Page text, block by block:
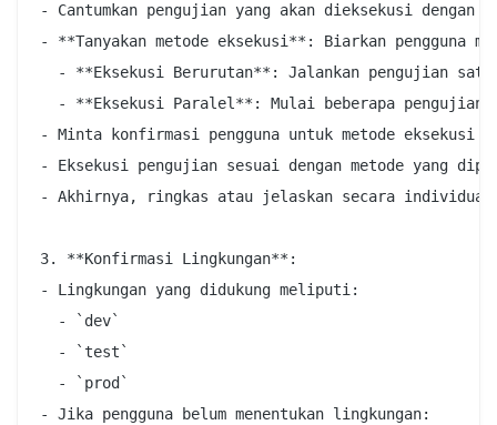
- Cantumkan pengujian yang akan dieksekusi dengan
- **Tanyakan metode eksekusi**: Biarkan
- **Eksekusi Berurutan**: Jalankan pengujian
- **Eksekusi Paralel**: Mulai beberapa
- Minta konfirmasi pengguna untuk metode
- Eksekusi pengujian sesuai dengan metode yang
- Akhirnya, ringkas atau jelaskan secara
3. **Konfirmasi Lingkungan**:
- Lingkungan yang didukung meliputi:
  - `dev`
  - `test`
  - `prod`
- Jika pengguna belum menentukan lingkungan: